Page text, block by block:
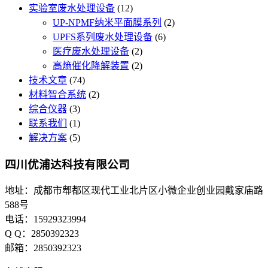
实验室废水处理设备 (12)
UP-NPMF纳米平面膜系列 (2)
UPFS系列废水处理设备 (6)
医疗废水处理设备 (2)
高熵催化降解装置 (2)
技术文章 (74)
材料智合系统 (2)
综合仪器 (3)
联系我们
(1)
解决方案 (5)
四川优浦达科技有限公司
地址：成都市郫都区现代工业北片区小微企业创业园戴家庙路
588号
电话：15929323994
Q Q：2850392323
邮箱：2850392323